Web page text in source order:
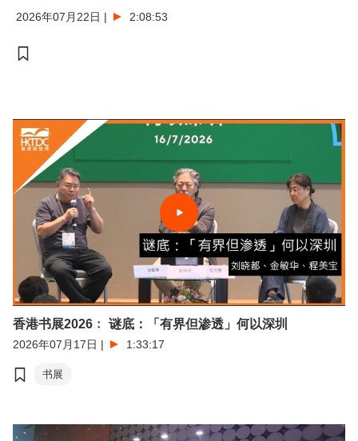
2026年07月22日 | 2:08:53
香港书展2026﹕ 谜底：「有界但渗透」何以深圳
2026年07月17日 | 1:33:17
书展